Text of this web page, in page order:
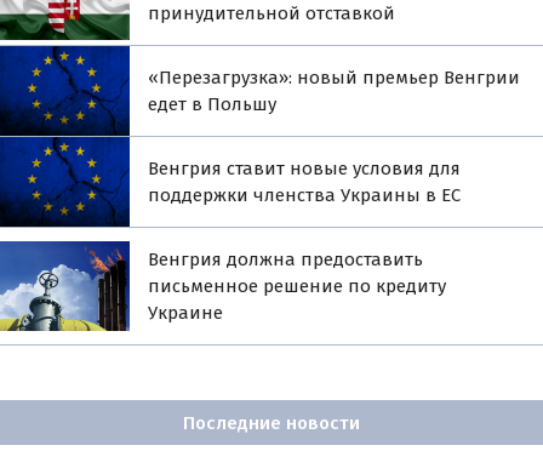
принудительной отставкой
«Перезагрузка»: новый премьер Венгрии
едет в Польшу
Венгрия ставит новые условия для
поддержки членства Украины в ЕС
Венгрия должна предоставить
письменное решение по кредиту
Украине
Последние новости